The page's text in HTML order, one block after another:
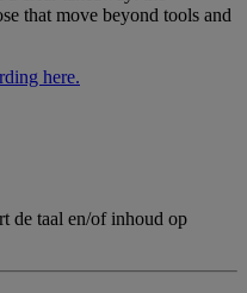
that move beyond tools and
here.
de taal en/of inhoud op